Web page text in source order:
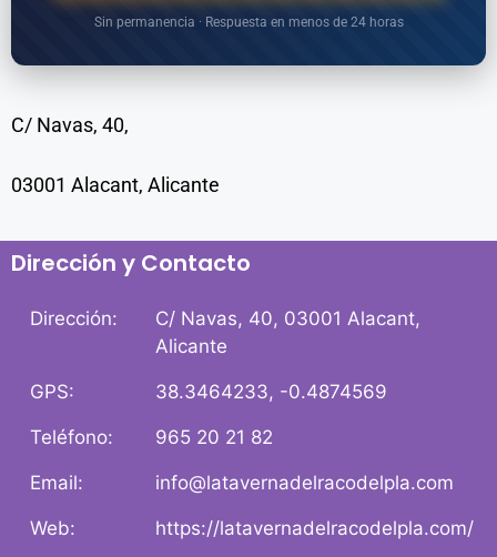
Sin permanencia · Respuesta en menos de 24 horas
C/ Navas, 40,
03001 Alacant, Alicante
Dirección y Contacto
Dirección:
C/ Navas, 40, 03001 Alacant,
Alicante
GPS: 38.3464233, -0.4874569
Teléfono: 965 20 21 82
Email: info@latavernadelracodelpla.com
Web: https://latavernadelracodelpla.com/